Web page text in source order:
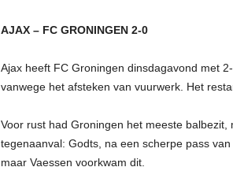
AJAX – FC GRONINGEN 2-0
Ajax heeft FC Groningen dinsdagavond met
vanwege het afsteken van vuurwerk. Het
Voor rust had Groningen het meeste
tegenaanval: Godts, na een scherpe pass
maar Vaessen voorkwam dit.